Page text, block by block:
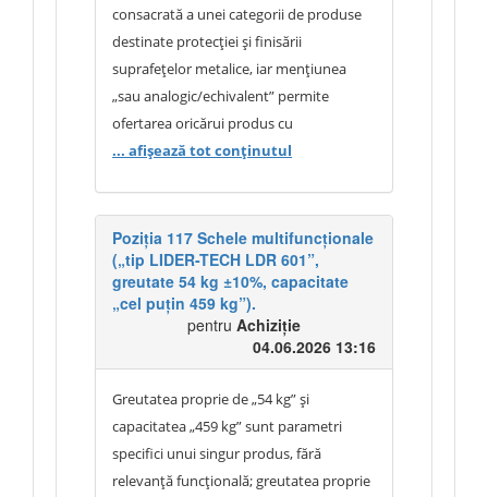
să precizați dacă descrierea tehnică a
fost formulată incomplet ori incorect.
consacrată a unei categorii de produse
destinate protecției și finisării
suprafețelor metalice, iar mențiunea
„sau analogic/echivalent” permite
ofertarea oricărui produs cu
caracteristici similare. În cazul produsului
grund anticoroziv, strat intermediar de
protecție și strat final decorativ (email).
Astfel, produsul permite aplicarea
directă pe suprafețe metalice pregătite
corespunzător, combinând funcțiile care,
în mod tradițional, ar necesita utilizarea
mai multor produse distincte. Descrierea
tehnică inclusă în documentația de
atribuire nu este incompletă și nu
modifică destinația sau caracteristicile
... afișează tot conținutul
Poziția 117 Schele multifuncționale
(„tip LIDER-TECH LDR 601”,
greutate 54 kg ±10%, capacitate
„cel puțin 459 kg”).
pentru Achiziție
04.06.2026 13:16
Greutatea proprie de „54 kg” și
capacitatea „459 kg” sunt parametri
specifici unui singur produs, fără
relevanță funcțională; greutatea proprie